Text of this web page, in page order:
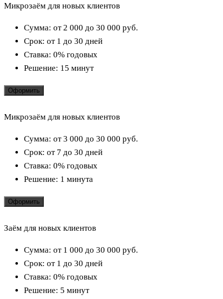
Микрозаём для новых клиентов
Сумма: от 2 000 до 30 000 руб.
Срок: от 1 до 30 дней
Ставка: 0% годовых
Решение: 15 минут
Оформить
Микрозаём для новых клиентов
Сумма: от 3 000 до 30 000 руб.
Срок: от 7 до 30 дней
Ставка: 0% годовых
Решение: 1 минута
Оформить
Заём для новых клиентов
Сумма: от 1 000 до 30 000 руб.
Срок: от 1 до 30 дней
Ставка: 0% годовых
Решение: 5 минут